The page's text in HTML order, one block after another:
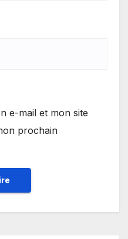
e-mail et mon site
prochain